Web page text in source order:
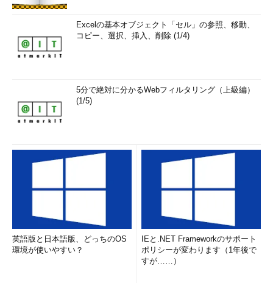
Excelの基本オブジェクト「セル」の参照、移動、
コピー、選択、挿入、削除 (1/4)
5分で絶対に分かるWebフィルタリング（上級編）
(1/5)
英語版と日本語版、どっちのOS
環境が使いやすい？
IEと.NET Frameworkのサポート
ポリシーが変わります（1年後で
すが……）